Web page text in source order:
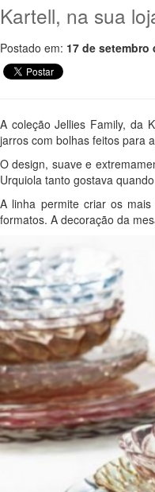
Kartell, na sua
Postado em: 17 de setembro
A coleção Jellies Family, da
jarros com bolhas feitos para
O design, suave e
Urquiola tanto gostava
A linha permite criar os
formatos. A decoração da